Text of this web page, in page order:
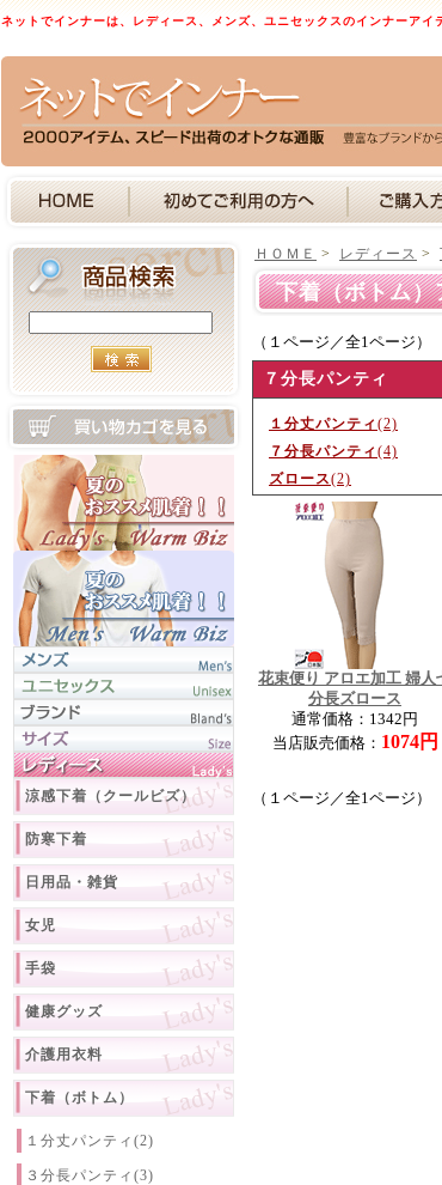
ネットでインナーは、レディース、メンズ、ユニセックスのインナーアイ
涼感下着（クールビズ）
防寒下着
日用品・雑貨
女児
手袋
健康グッズ
介護用衣料
下着（ボトム）
１分丈パンティ(2)
３分長パンティ(3)
ＨＯＭＥ > レディース >
下着（ボトム
（１ページ／全1ページ）
７分長パンティ
１分丈パンティ (2)
７分長パンティ (4)
ズロース(2)
花束便り アロエ加工 婦人
分長ズロース
通常価格：1342円
当店販売価格： 1074円
（１ページ／全1ページ）